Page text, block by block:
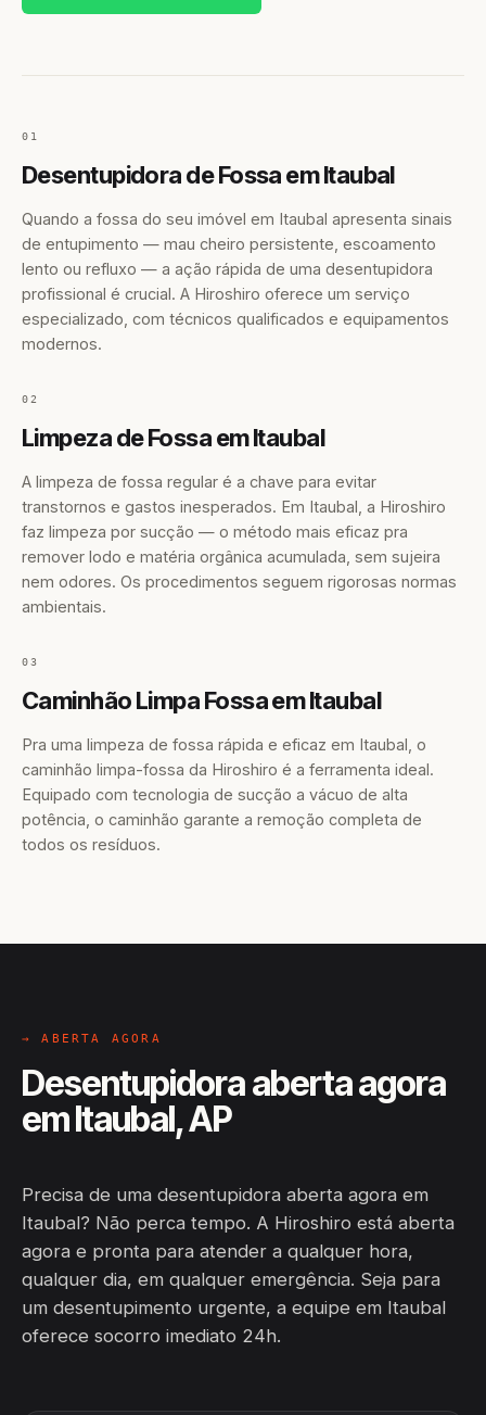
01
Desentupidora de Fossa em Itaubal
Quando a fossa do seu imóvel em Itaubal apresenta sinais
de entupimento — mau cheiro persistente, escoamento
lento ou refluxo — a ação rápida de uma desentupidora
profissional é crucial. A Hiroshiro oferece um serviço
especializado, com técnicos qualificados e equipamentos
modernos.
02
Limpeza de Fossa em Itaubal
A limpeza de fossa regular é a chave para evitar
transtornos e gastos inesperados. Em Itaubal, a Hiroshiro
faz limpeza por sucção — o método mais eficaz pra
remover lodo e matéria orgânica acumulada, sem sujeira
nem odores. Os procedimentos seguem rigorosas normas
ambientais.
03
Caminhão Limpa Fossa em Itaubal
Pra uma limpeza de fossa rápida e eficaz em Itaubal, o
caminhão limpa-fossa da Hiroshiro é a ferramenta ideal.
Equipado com tecnologia de sucção a vácuo de alta
potência, o caminhão garante a remoção completa de
todos os resíduos.
→ ABERTA AGORA
Desentupidora aberta agora
em Itaubal, AP
Precisa de uma desentupidora aberta agora em
Itaubal? Não perca tempo. A Hiroshiro está aberta
agora e pronta para atender a qualquer hora,
qualquer dia, em qualquer emergência. Seja para
um desentupimento urgente, a equipe em Itaubal
oferece socorro imediato 24h.